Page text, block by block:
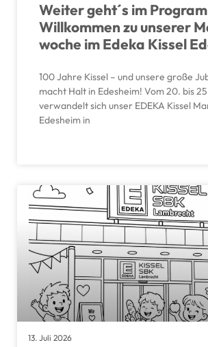
Weiter geht´s im
Willkommen zu unserer
woche im Edeka Kissel
100 Jahre Kissel – und unsere große
macht Halt in Edesheim! Vom 20. bis
verwan­delt sich unser EDEKA Kissel
Edesheim in
13. Juli 2026